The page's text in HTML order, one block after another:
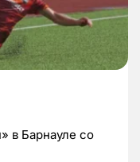
в Барнауле со